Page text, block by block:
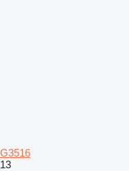
G3516
13